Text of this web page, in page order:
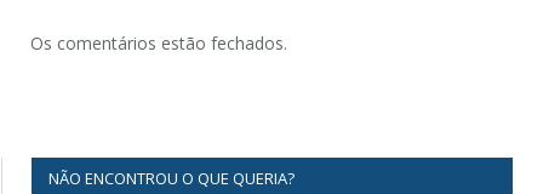
Os comentários estão fechados.
NÃO ENCONTROU O QUE QUERIA?